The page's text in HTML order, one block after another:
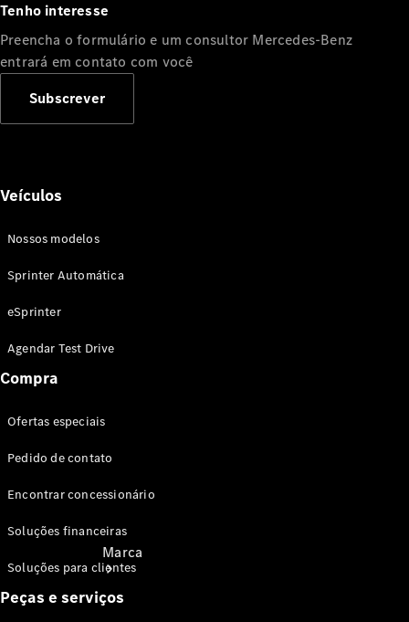
Agendamento
Online
Consultar
Peças
lubrificantes
Marca
Tenho interesse
Preencha o formulário e um consultor Mercedes-Benz
entrará em contato com você
Subscrever
Veículos
Nossos modelos
Sprinter Automática
eSprinter
Agendar Test Drive
Compra
Ofertas especiais
Pedido de contato
Encontrar concessionário
Soluções financeiras
Soluções para clientes
Peças e serviços